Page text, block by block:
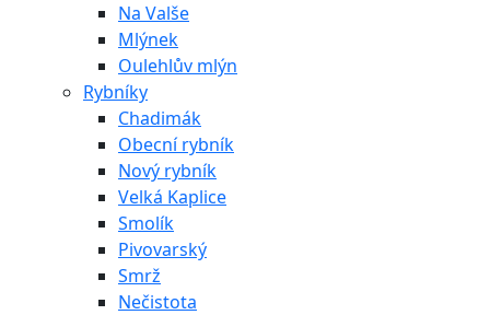
Na Valše
Mlýnek
Oulehlův mlýn
Rybníky
Chadimák
Obecní rybník
Nový rybník
Velká Kaplice
Smolík
Pivovarský
Smrž
Nečistota